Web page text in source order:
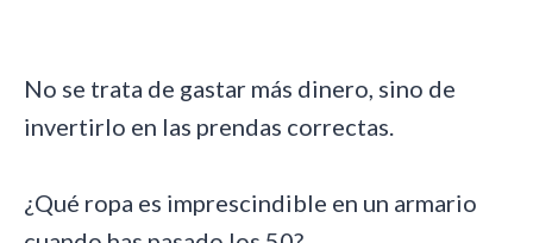
No se trata de gastar más dinero, sino de
invertirlo en las prendas correctas.
¿Qué ropa es imprescindible en un armario